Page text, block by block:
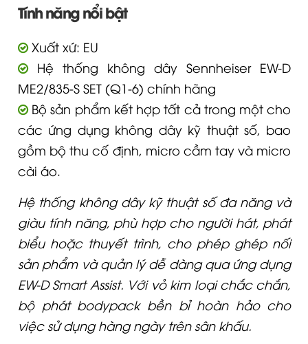
Tính năng nổi bật
Xuất xứ: EU
Hệ thống không dây Sennheiser EW-D
ME2/835-S SET (Q1-6) chính hãng
Bộ sản phẩm kết hợp tất cả trong một cho
các ứng dụng không dây kỹ thuật số, bao
gồm bộ thu cố định, micro cầm tay và micro
cài áo.
Hệ thống không dây kỹ thuật số đa năng và
giàu tính năng, phù hợp cho người hát, phát
biểu hoặc thuyết trình, cho phép ghép nối
sản phẩm và quản lý dễ dàng qua ứng dụng
EW-D Smart Assist. Với vỏ kim loại chắc chắn,
bộ phát bodypack bền bỉ hoàn hảo cho
việc sử dụng hàng ngày trên sân khấu.